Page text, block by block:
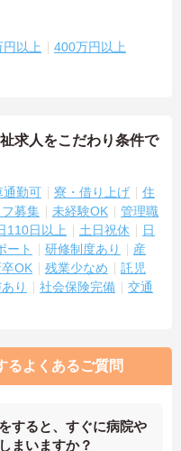
以上 400万円以上
求人をこだわり条件で
通勤可 寮・借り上げ
住
募集 未経験OK
管理職
110日以上 土日祝休
日
ート 研修制度あり
産
卒OK 残業少なめ
託児
り 社会保険完備
交通
るよくあるご質問
すると、すぐに病院や
まいますか？